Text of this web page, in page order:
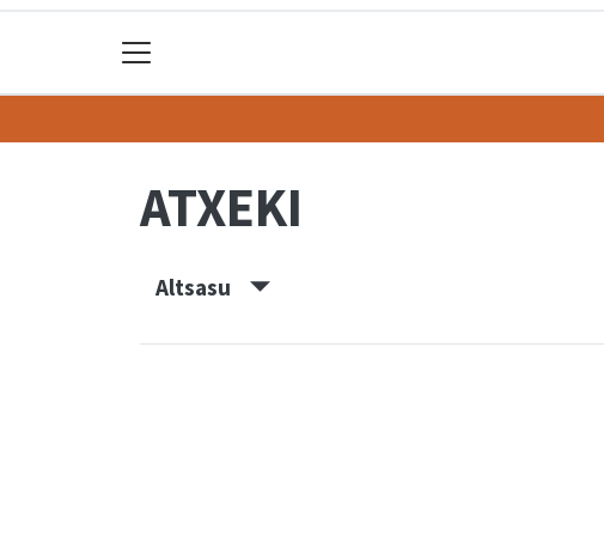
ATXEKI
Altsasu